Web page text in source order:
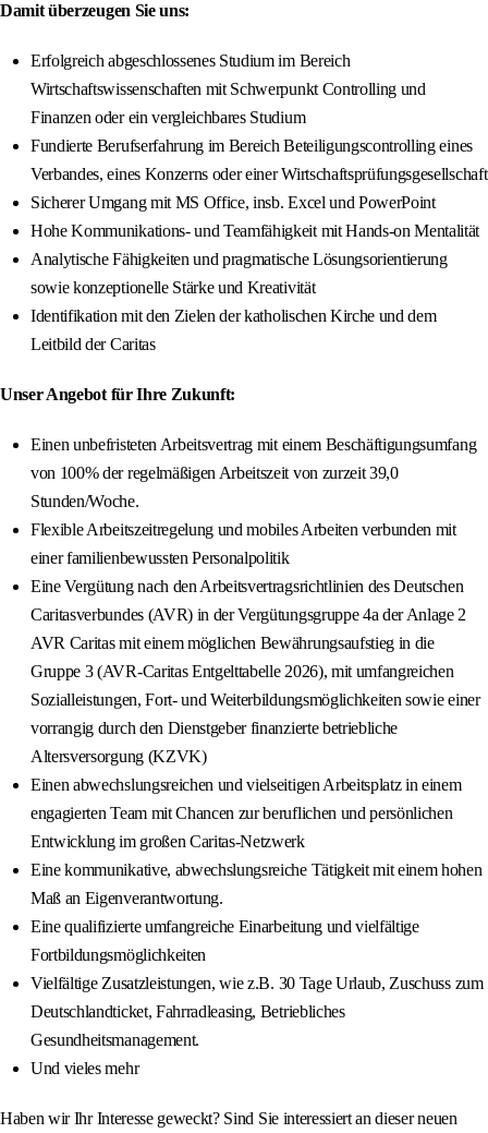
Damit überzeugen Sie uns:
Erfolgreich abgeschlossenes Studium im Bereich
Wirtschaftswissenschaften mit Schwerpunkt Controlling und
Finanzen oder ein vergleichbares Studium
Fundierte Berufserfahrung im Bereich Beteiligungscontrolling eines
Verbandes, eines Konzerns oder einer Wirtschaftsprüfungsgesellschaft
Sicherer Umgang mit MS Office, insb. Excel und PowerPoint
Hohe Kommunikations- und Teamfähigkeit mit Hands-on Mentalität
Analytische Fähigkeiten und pragmatische Lösungsorientierung
sowie konzeptionelle Stärke und Kreativität
Identifikation mit den Zielen der katholischen Kirche und dem
Leitbild der Caritas
Unser Angebot für Ihre Zukunft:
Einen unbefristeten Arbeitsvertrag mit einem Beschäftigungsumfang
von 100% der regelmäßigen Arbeitszeit von zurzeit 39,0
Stunden/Woche.
Flexible Arbeitszeitregelung und mobiles Arbeiten verbunden mit
einer familienbewussten Personalpolitik
Eine Vergütung nach den Arbeitsvertragsrichtlinien des Deutschen
Caritasverbundes (AVR) in der Vergütungsgruppe 4a der Anlage 2
AVR Caritas mit einem möglichen Bewährungsaufstieg in die
Gruppe 3 (AVR-Caritas Entgelttabelle 2026), mit umfangreichen
Sozialleistungen, Fort- und Weiterbildungsmöglichkeiten sowie einer
vorrangig durch den Dienstgeber finanzierte betriebliche
Altersversorgung (KZVK)
Einen abwechslungsreichen und vielseitigen Arbeitsplatz in einem
engagierten Team mit Chancen zur beruflichen und persönlichen
Entwicklung im großen Caritas-Netzwerk
Eine kommunikative, abwechslungsreiche Tätigkeit mit einem hohen
Maß an Eigenverantwortung.
Eine qualifizierte umfangreiche Einarbeitung und vielfältige
Fortbildungsmöglichkeiten
Vielfältige Zusatzleistungen, wie z.B. 30 Tage Urlaub, Zuschuss zum
Deutschlandticket, Fahrradleasing, Betriebliches
Gesundheitsmanagement.
Und vieles mehr
Haben wir Ihr Interesse geweckt? Sind Sie interessiert an dieser neuen